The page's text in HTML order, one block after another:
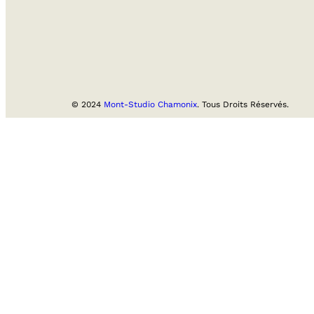
© 2024 Mont-Studio Chamonix. Tous Droits Réservés.